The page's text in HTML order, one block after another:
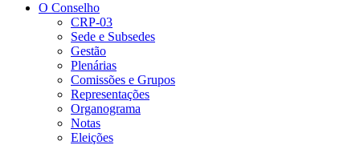
O Conselho
CRP-03
Sede e Subsedes
Gestão
Plenárias
Comissões e Grupos
Representações
Organograma
Notas
Eleições